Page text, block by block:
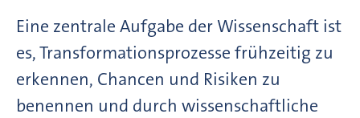
Eine zentrale Aufgabe der Wissenschaft ist
es, Transformationsprozesse frühzeitig zu
erkennen, Chancen und Risiken zu
benennen und durch wissenschaftliche